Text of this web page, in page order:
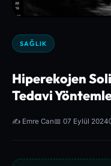
SAĞLIK
Hiperekojen
Tedavi
✍️ Emre Can📅 07 Eylül 2024